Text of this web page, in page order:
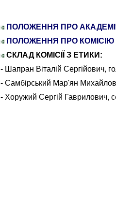
ПОЛОЖЕННЯ ПРО
ПОЛОЖЕННЯ ПРО КОМІСІЮ
СКЛАД КОМІСІЇ З ЕТИКИ:
- Шапран Віталій Сергійович,
- Самбірський Мар'ян
- Хоружий Сергій Гаврилович,